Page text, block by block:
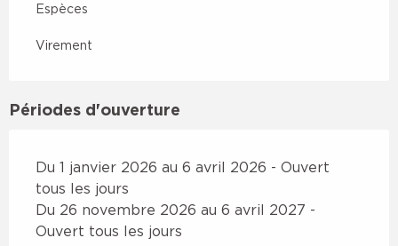
Espèces
Virement
Périodes d'ouverture
Du 1 janvier 2026 au 6 avril 2026 - Ouvert
tous les jours
Du 26 novembre 2026 au 6 avril 2027 -
Ouvert tous les jours